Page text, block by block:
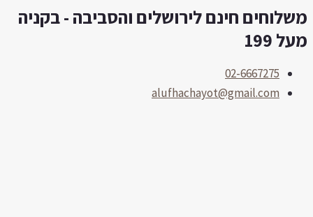
חינם לירושלים והסביבה - בקניה
199
02-6667275
alufhachayot@gmail.com